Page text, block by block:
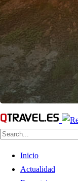
Inicio
Actualidad